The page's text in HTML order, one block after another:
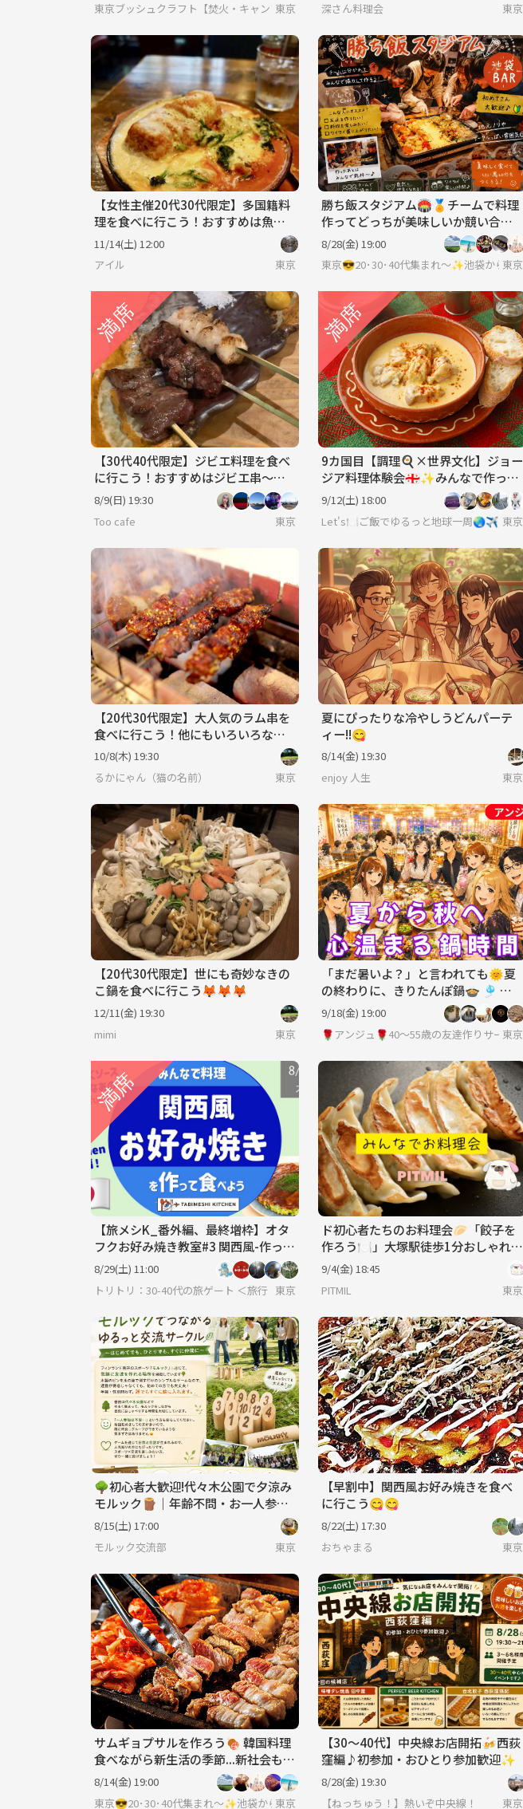
東京ブッシュクラフト【焚火・キャンプ・サバイバル】
東京
深さん料理会
東京
【女性主催20代30代限定】多国籍料
理を食べに行こう！おすすめは魚介
たっぷりペスカトーレ😺🐈
11/14(土) 12:00
アイル
東京
勝ち飯スタジアム🏟️🏅チームで料理
作ってどっちが美味しいか競い合
い！？初めての方同時でも一致団結
に💪💪
8/28(金) 19:00
東京
【30代40代限定】ジビエ料理を食べ
に行こう！おすすめはジビエ串〜🐽
🐽
8/9(日) 19:30
Too cafe
東京
9カ国目【調理🍳×世界文化】ジョー
ジア料理体験会🇬🇪✨みんなで作って
食べて交流！初参加・一人参加大歓
迎
9/12(土) 18:00
Let's🍽️ご飯でゆるっと地球一周🌏✈️ 東京
【20代30代限定】大人気のラム串を
食べに行こう！他にもいろいろな串
があります🦊🦊
10/8(木) 19:30
るかにゃん（猫の名前）
東京
夏にぴったりな冷やしうどんパーテ
ィー!!😋
8/14(金) 19:30
enjoy 人生
東京
【20代30代限定】世にも奇妙なきの
こ鍋を食べに行こう🦊🦊🦊
12/11(金) 19:30
mimi
東京
「まだ暑いよ？」と言われても🌞夏
の終わりに、きりたんぽ鍋🍲 🎐 初
参加大歓迎♪ 40代～50代中盤
9/18(金) 19:00
🌹アンジュ🌹40～55歳の友達作りサークル
東京
【旅メシK_番外編、最終増枠】オタ
フクお好み焼き教室#3 関西風-作って
食べよう- あのオタフクソースの会社
主催
8/29(土) 11:00
トリトリ：30-40代の旅ゲート ＜旅行・世界のグルメ・謎解き・新たな体験＞
東京
ド初心者たちのお料理会🥟「餃子を
作ろう🍽️」大塚駅徒歩1分おしゃれな
お部屋『初参加大歓迎』
9/4(金) 18:45
PITMIL
東京
🌳初心者大歓迎!代々木公園で夕涼み
モルック🪵｜年齢不問・お一人参加
OK
8/15(土) 17:00
モルック交流部
東京
【早割中】関西風お好み焼きを食べ
に行こう😋😋
8/22(土) 17:30
おちゃまる
東京
サムギョプサルを作ろう🍖 韓国料理
食べながら新生活の季節...新社会もベ
テランも皆で交流しちゃおう🌸
8/14(金) 19:00
東京
【30〜40代】中央線お店開拓🍻西荻
窪編♪初参加・おひとり参加歓迎✨
8/28(金) 19:30
【ねっちゅう！】熱いぞ中央線！
東京